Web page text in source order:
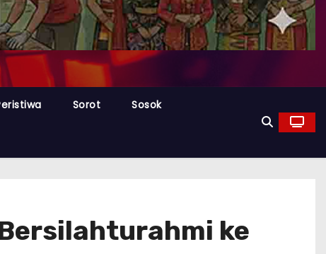
Sorot Sosok
ke